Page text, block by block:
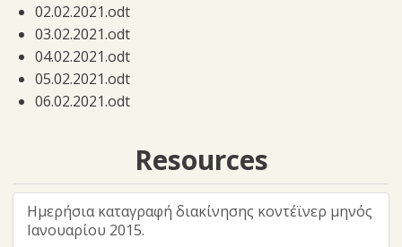
02.02.2021.odt
03.02.2021.odt
04.02.2021.odt
05.02.2021.odt
06.02.2021.odt
10.02.2021.odt
11.02.2021.odt
12.02.2021.odt
Resources
Ημερήσια καταγραφή διακίνησης κοντέϊνερ μηνός
Ιανουαρίου 2015.